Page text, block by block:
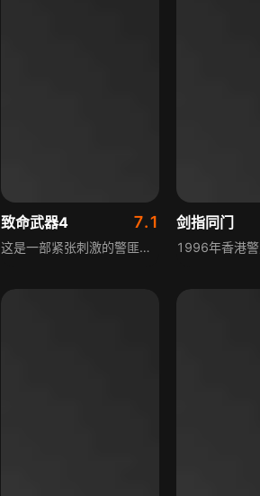
致命武器4 7.1
这是一部紧张刺激的警匪动作片，讲述相识多年的老友兼警察搭档马丁和罗杰，与好友盖茨相约出海时，偶遇一艘非法偷渡船，身为警察的马丁随即与黑道分子展开激烈斗争。罗杰收留了偷渡客阿洪及其家人，却激怒了危险的黑帮教头王，王为抢走阿洪不惜干下诸多伤天害理的事，阿洪身上的秘密与王的真实目的，成为这场危机的核心悬念。
剑指同门